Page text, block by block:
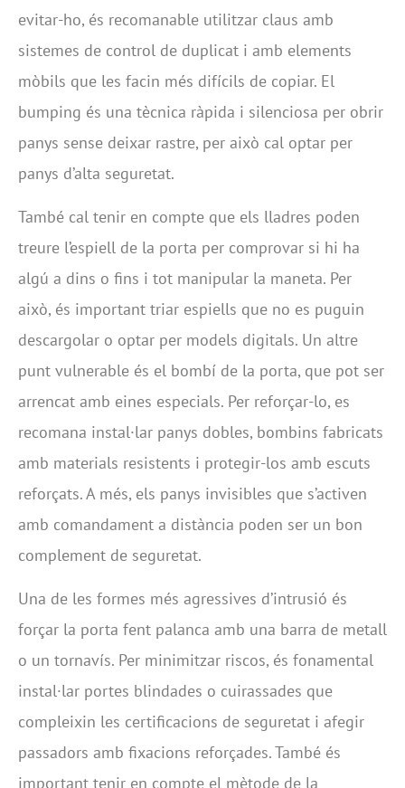
evitar-ho, és recomanable utilitzar claus amb
sistemes de control de duplicat i amb elements
mòbils que les facin més difícils de copiar. El
bumping és una tècnica ràpida i silenciosa per obrir
panys sense deixar rastre, per això cal optar per
panys d’alta seguretat.
També cal tenir en compte que els lladres poden
treure l’espiell de la porta per comprovar si hi ha
algú a dins o fins i tot manipular la maneta. Per
això, és important triar espiells que no es puguin
descargolar o optar per models digitals. Un altre
punt vulnerable és el bombí de la porta, que pot ser
arrencat amb eines especials. Per reforçar-lo, es
recomana instal·lar panys dobles, bombins fabricats
amb materials resistents i protegir-los amb escuts
reforçats. A més, els panys invisibles que s’activen
amb comandament a distància poden ser un bon
complement de seguretat.
Una de les formes més agressives d’intrusió és
forçar la porta fent palanca amb una barra de metall
o un tornavís. Per minimitzar riscos, és fonamental
instal·lar portes blindades o cuirassades que
compleixin les certificacions de seguretat i afegir
passadors amb fixacions reforçades. També és
important tenir en compte el mètode de la